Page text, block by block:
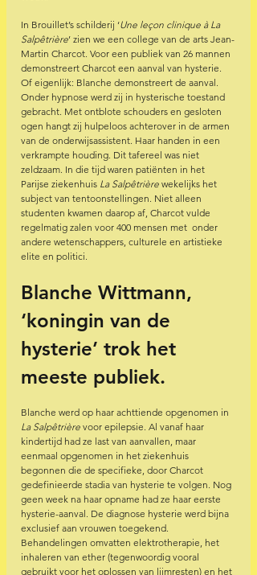
In Brouillet’s schilderij ‘Une leçon clinique à La
Salpêtrière’ zien we een college van de arts Jean-
Martin Charcot. Voor een publiek van 26 mannen
demonstreert Charcot een aanval van hysterie.
Of eigenlijk: Blanche demonstreert de aanval.
Onder hypnose werd zij in hysterische toestand
gebracht. Met ontblote schouders en gesloten
ogen hangt zij hulpeloos achterover in de armen
van de onderwijsassistent. Haar handen in een
verkrampte houding. Dit tafereel was niet
zeldzaam. In die tijd waren patiënten in het
Parijse ziekenhuis La Salpêtrière wekelijks het
subject van tentoonstellingen. Niet alleen
studenten kwamen daarop af, Charcot vulde
regelmatig zalen voor 400 mensen met  onder
andere wetenschappers, culturele en artistieke
elite en politici.
Blanche Wittmann,
‘koningin van de
hysterie’ trok het
meeste publiek.
Blanche werd op haar achttiende opgenomen in
La Salpêtrière voor epilepsie. Al vanaf haar
kindertijd had ze last van aanvallen, maar
eenmaal opgenomen in het ziekenhuis
begonnen die de specifieke, door Charcot
gedefinieerde stadia van hysterie te volgen. Nog
geen week na haar opname had ze haar eerste
hysterie-aanval. De diagnose hysterie werd bijna
exclusief aan vrouwen toegekend.
Behandelingen omvatten elektrotherapie, het
inhaleren van ether (tegenwoordig vooral
gebruikt voor het oplossen van lijmresten) en het